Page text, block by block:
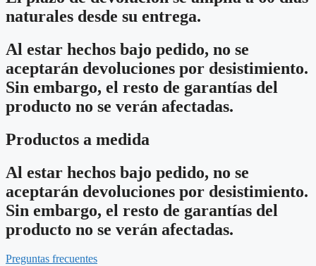
naturales desde su entrega.
Al estar hechos bajo pedido, no se
aceptarán devoluciones por desistimiento.
Sin embargo, el resto de garantías del
producto no se verán afectadas.
Productos a medida
Al estar hechos bajo pedido, no se
aceptarán devoluciones por desistimiento.
Sin embargo, el resto de garantías del
producto no se verán afectadas.
Preguntas frecuentes